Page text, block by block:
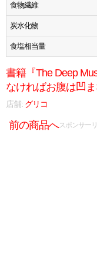
食物繊維
炭水化物
食塩相当量
書籍『The Deep
なければお腹は凹
店舗: グリコ
前の商品へスポンサー